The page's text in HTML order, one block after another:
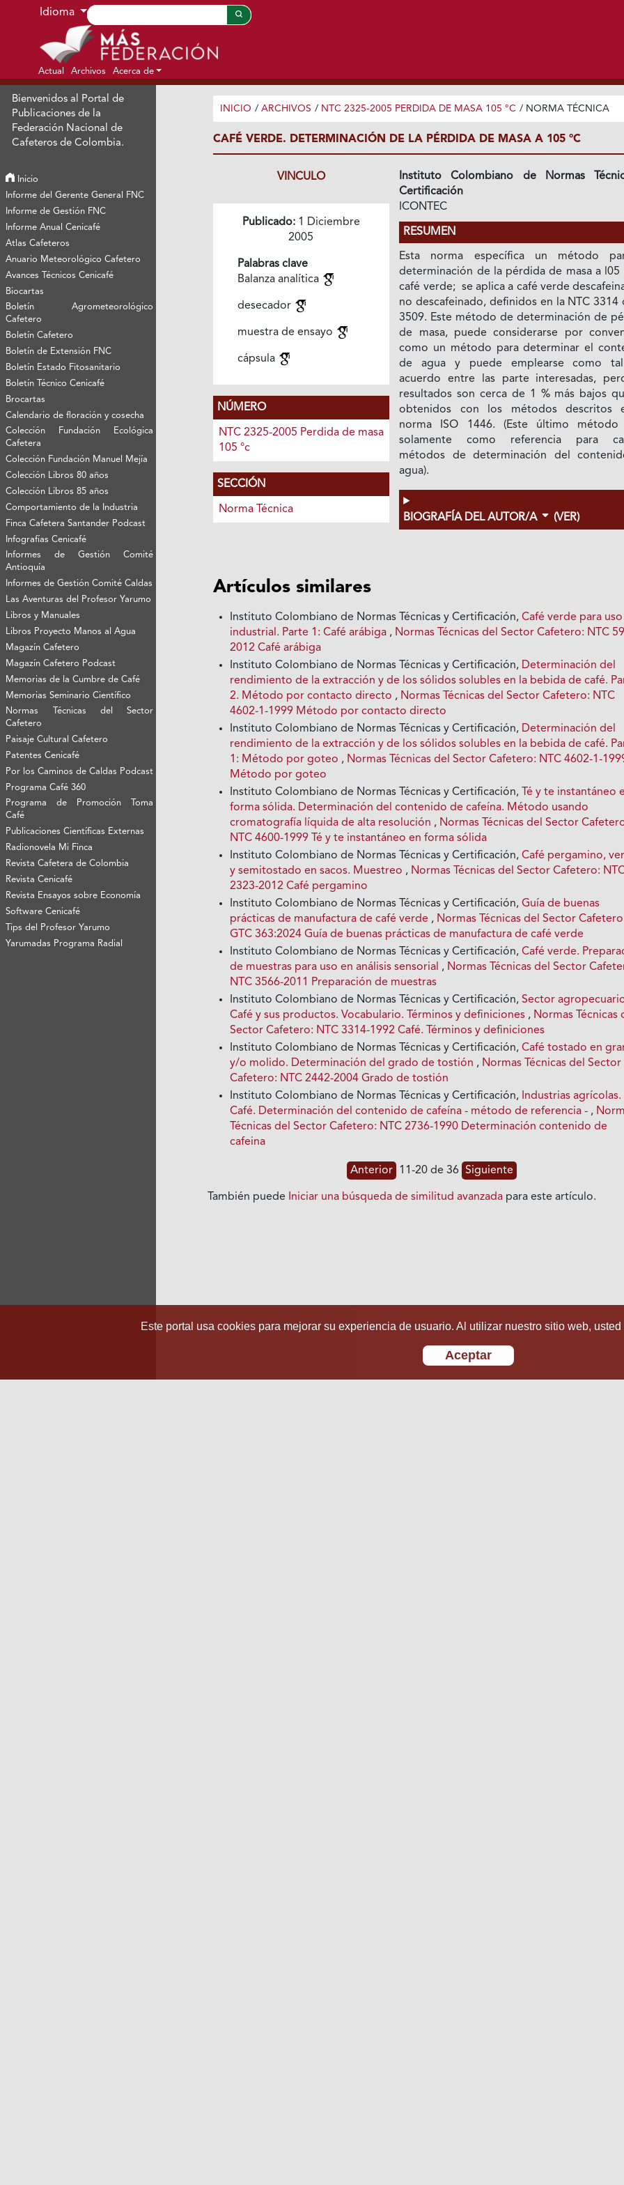
Ir al menú de navegación principal
Ir al contenido principal
Ir al pie de página del sitio
Idioma
Actual Archivos Acerca de
Bienvenidos al Portal de
Publicaciones de la
Federación Nacional de
Cafeteros de Colombia.
Inicio
Informe del Gerente General FNC
Informe de Gestión FNC
Informe Anual Cenicafé
Atlas Cafeteros
Anuario Meteorológico Cafetero
Avances Técnicos Cenicafé
Biocartas
Boletín Agrometeorológico
Cafetero
Boletín Cafetero
Boletín de Extensión FNC
Boletín Estado Fitosanitario
Boletín Técnico Cenicafé
Brocartas
Calendario de floración y cosecha
Colección Fundación Ecológica
Cafetera
Colección Fundación Manuel Mejía
Colección Libros 80 años
Colección Libros 85 años
Comportamiento de la Industria
Finca Cafetera Santander Podcast
Infografías Cenicafé
Informes de Gestión Comité
Antioquía
Informes de Gestión Comité Caldas
Las Aventuras del Profesor Yarumo
Libros y Manuales
Libros Proyecto Manos al Agua
Magazín Cafetero
Magazín Cafetero Podcast
Memorias de la Cumbre de Café
Memorias Seminario Científico
Normas Técnicas del Sector
Cafetero
Paisaje Cultural Cafetero
Patentes Cenicafé
Por los Caminos de Caldas Podcast
Programa Café 360
Programa de Promoción Toma
Café
Publicaciones Científicas Externas
Radionovela Mi Finca
Revista Cafetera de Colombia
Revista Cenicafé
Revista Ensayos sobre Economía
Software Cenicafé
Tips del Profesor Yarumo
Yarumadas Programa Radial
INICIO / ARCHIVOS / NTC 2325-2005 PERDIDA DE MASA 105 °C / NORMA TÉCNICA
CAFÉ VERDE. DETERMINACIÓN DE LA PÉRDIDA DE MASA A 105 °C
VINCULO
Publicado:1 Diciembre
2005
Palabras clave
Balanza analítica
desecador
muestra de ensayo
cápsula
NÚMERO
NTC 2325-2005 Perdida de masa
105 °c
SECCIÓN
Norma Técnica
Instituto Colombiano de Normas
Certificación
ICONTEC
RESUMEN
Esta norma específica un método
determinación de la pérdida de masa a l05
café verde; se aplica a café verde
no descafeinado, definidos en la NTC 3314
3509. Este método de determinación de
de masa, puede considerarse por
como un método para determinar el
de agua y puede emplearse como
acuerdo entre las parte interesadas,
resultados son cerca de 1 % más bajos
obtenidos con los métodos descritos
norma ISO 1446. (Este último método
solamente como referencia para
métodos de determinación del
agua).
BIOGRAFÍA DEL AUTOR/A (VER)
Artículos similares
Instituto Colombiano de Normas Técnicas y Certificación,Café verde para uso
industrial. Parte 1: Café arábiga , Normas Técnicas del Sector Cafetero: NTC
2012 Café arábiga
Instituto Colombiano de Normas Técnicas y Certificación, Determinación del
rendimiento de la extracción y de los sólidos solubles en la bebida de café.
2. Método por contacto directo , Normas Técnicas del Sector Cafetero: NTC
4602-1-1999 Método por contacto directo
Instituto Colombiano de Normas Técnicas y Certificación, Determinación del
rendimiento de la extracción y de los sólidos solubles en la bebida de café.
1: Método por goteo , Normas Técnicas del Sector Cafetero: NTC 4602-1-
Método por goteo
Instituto Colombiano de Normas Técnicas y Certificación,
Té y te instantáneo
forma sólida. Determinación del contenido de cafeína. Método usando
cromatografía líquida de alta resolución , Normas Técnicas del Sector
NTC 4600-1999 Té y te instantáneo en forma sólida
Instituto Colombiano de Normas Técnicas y Certificación,Café pergamino,
y semitostado en sacos. Muestreo , Normas Técnicas del Sector Cafetero:
2323-2012 Café pergamino
Instituto Colombiano de Normas Técnicas y Certificación,Guía de buenas
prácticas de manufactura de café verde , Normas Técnicas del Sector
GTC 363:2024 Guía de buenas prácticas de manufactura de café verde
Instituto Colombiano de Normas Técnicas y Certificación,Café verde.
de muestras para uso en análisis sensorial , Normas Técnicas del Sector
NTC 3566-2011 Preparación de muestras
Instituto Colombiano de Normas Técnicas y Certificación,Sector
Café y sus productos. Vocabulario. Términos y definiciones , Normas Técnicas
Sector Cafetero: NTC 3314-1992 Café. Términos y definiciones
Instituto Colombiano de Normas Técnicas y Certificación,Café tostado en
y/o molido. Determinación del grado de tostión , Normas Técnicas del Sector
Cafetero: NTC 2442-2004 Grado de tostión
Instituto Colombiano de Normas Técnicas y Certificación, Industrias agrícolas.
Café. Determinación del contenido de cafeína - método de referencia - ,
Técnicas del Sector Cafetero: NTC 2736-1990 Determinación contenido de
cafeina
Anterior 11-20 de 36 Siguiente
También puede Iniciar una búsqueda de similitud avanzada para este artículo.
Este portal usa cookies para mejorar su experiencia de usuario. Al utilizar nuestro sitio web,
Aceptar